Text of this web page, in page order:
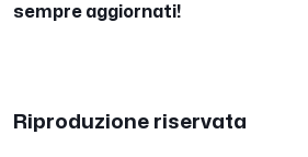
sempre aggiornati!
Riproduzione riservata